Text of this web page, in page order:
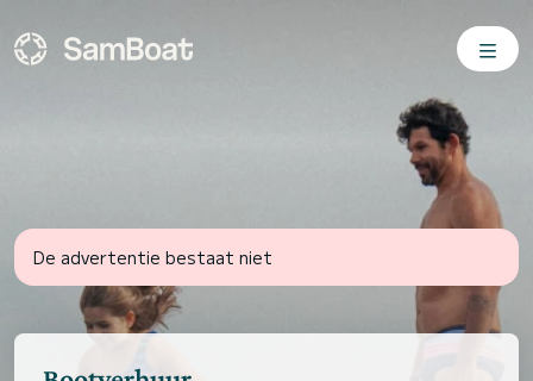
De advertentie bestaat niet